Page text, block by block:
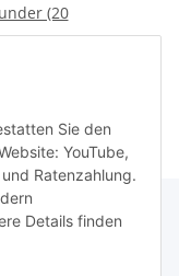
(20
Sie den
YouTube,
Ratenzahlung.
Details finden